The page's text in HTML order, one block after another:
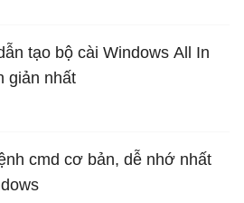
tạo bộ cài Windows All In
giản nhất
cmd cơ bản, dễ nhớ nhất